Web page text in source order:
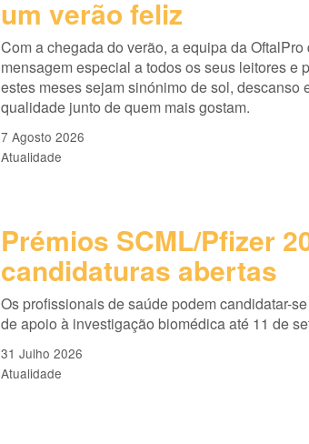
um verão feliz
Com a chegada do verão, a equipa da OftalPro
mensagem especial a todos os seus leitores e
estes meses sejam sinónimo de sol, descanso
qualidade junto de quem mais gostam.
7 Agosto 2026
Atualidade
Prémios SCML/Pfizer
candidaturas abertas
Os profissionais de saúde podem candidatar-
de apoio à investigação biomédica até 11 de
31 Julho 2026
Atualidade